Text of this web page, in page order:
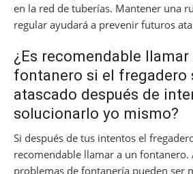
en la red de tuberías. Mantener una
regular ayudará a prevenir futuros
¿Es recomendable llamar
fontanero si el fregadero
atascado después de
solucionarlo yo mismo?
Si después de tus intentos el
recomendable llamar a un fontanero.
problemas de fontanería pueden ser